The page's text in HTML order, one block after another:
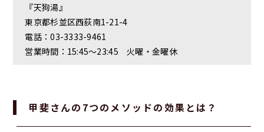
『天狗湯』
東京都杉並区西荻南1-21-4
電話：03-3333-9461
営業時間：15:45～23:45 火曜・金曜休
甲斐さんの7つのメソッドの効果とは？